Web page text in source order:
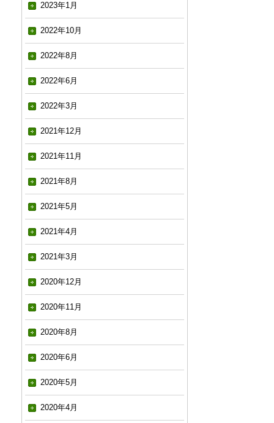
2023年1月
2022年10月
2022年8月
2022年6月
2022年3月
2021年12月
2021年11月
2021年8月
2021年5月
2021年4月
2021年3月
2020年12月
2020年11月
2020年8月
2020年6月
2020年5月
2020年4月